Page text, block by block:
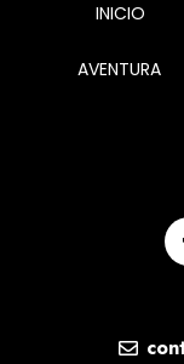
INICIO
AVENTURA